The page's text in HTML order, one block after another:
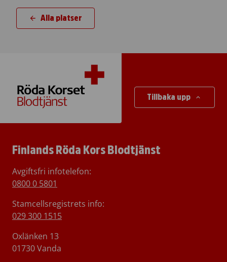
Alla platser
Tillbaka upp
Finlands Röda Kors Blodtjänst
Avgiftsfri infotelefon:
0800 0 5801
Stamcellsregistrets info:
029 300 1515
Oxlänken 13
01730 Vanda